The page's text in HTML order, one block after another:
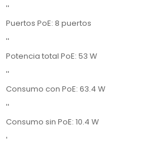
''
Puertos PoE: 8 puertos
''
Potencia total PoE: 53 W
''
Consumo con PoE: 63.4 W
''
Consumo sin PoE: 10.4 W
'